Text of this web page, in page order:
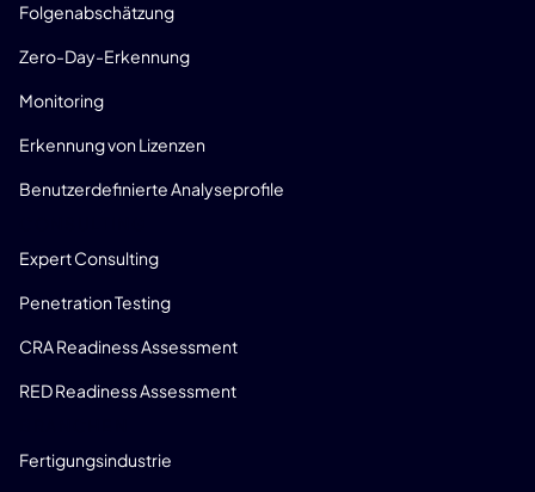
Folgenabschätzung
Zero-Day-Erkennung
Monitoring
Erkennung von Lizenzen
Benutzerdefinierte Analyseprofile
Expert Consulting
Penetration Testing
CRA Readiness Assessment
RED Readiness Assessment
Fertigungsindustrie